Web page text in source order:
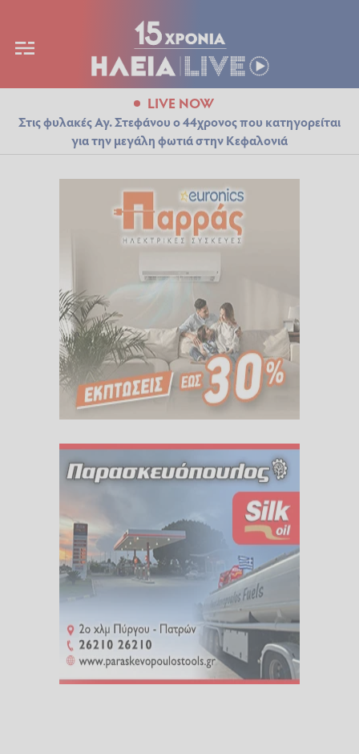
LIVE NOW
Στις φυλακές Αγ. Στεφάνου ο 44χρονος που κατηγορείται
για την μεγάλη φωτιά στην Κεφαλονιά